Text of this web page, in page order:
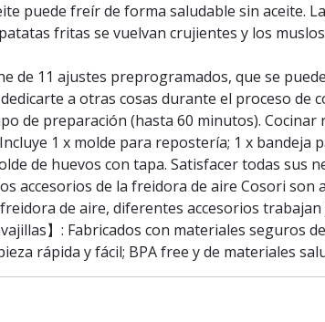
puede freír de forma saludable sin aceite.
fritas se vuelvan crujientes y los
de 11 ajustes preprogramados, que se
a otras cosas durante el proceso de
de preparación (hasta 60 minutos). Cocinar
1 x molde para repostería; 1 x
de huevos con tapa. Satisfacer todas sus
accesorios de la freidora de aire Cosori
de aire, diferentes accesorios
】: Fabricados con materiales seguros
rápida y fácil; BPA free y de materiales